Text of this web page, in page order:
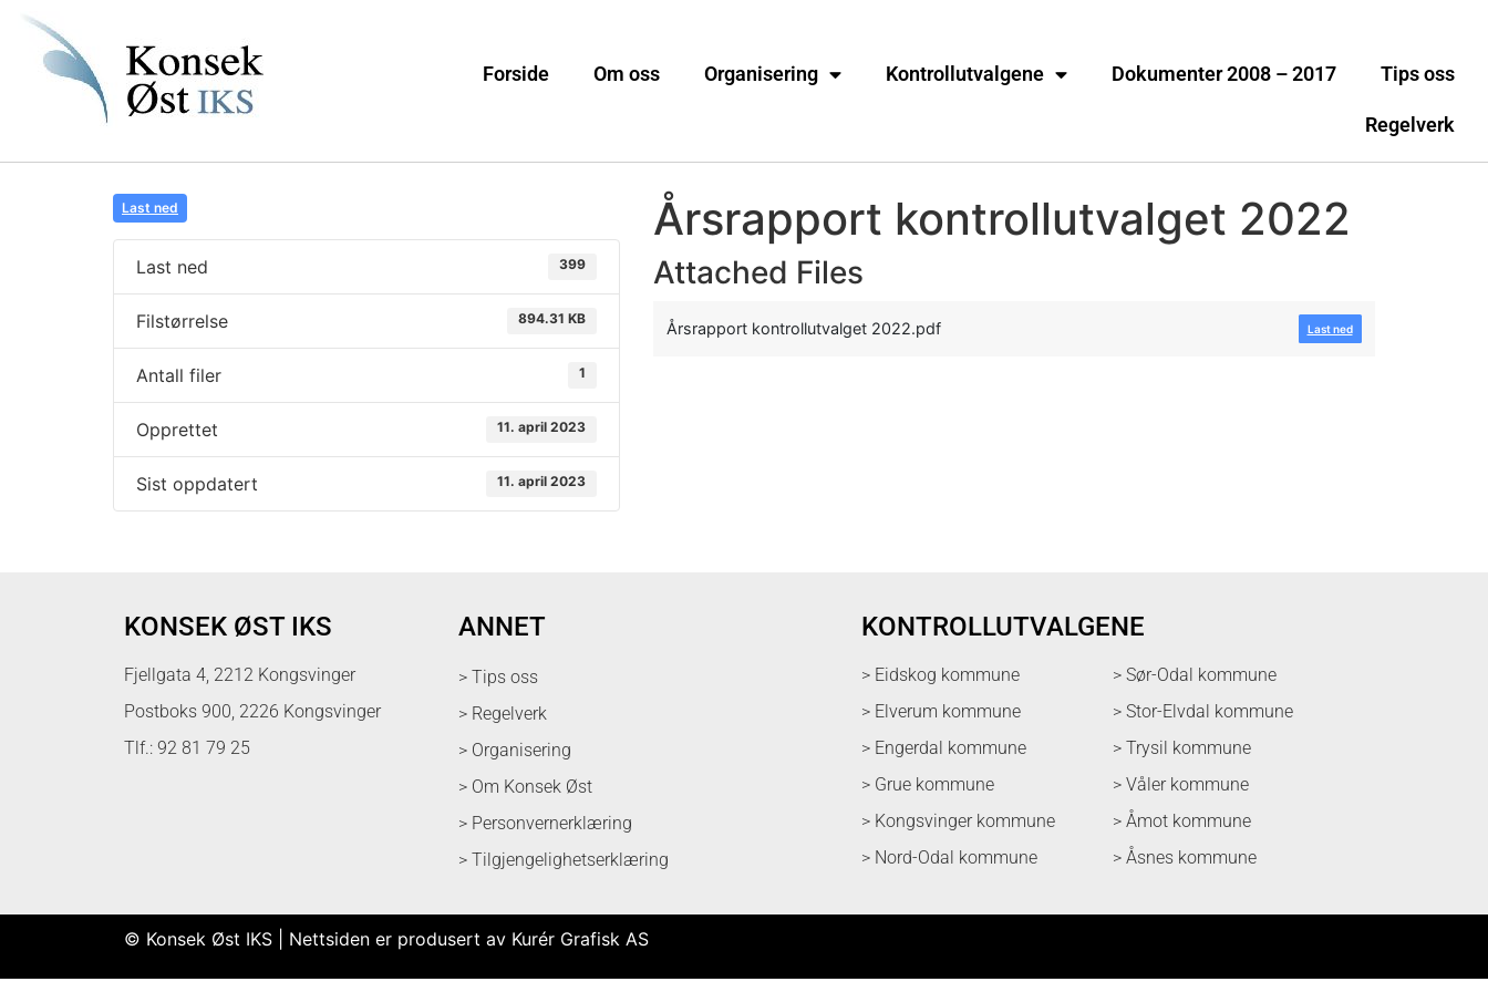
Forside Om oss Organisering Kontrollutvalgene Dokumenter 2008 – 2017 Tips oss
Regelverk
Last ned
Last ned 399
Filstørrelse 894.31 KB
Antall filer 1
Opprettet 11. april 2023
Sist oppdatert 11. april 2023
Årsrapport kontrollutvalget 2022
Attached Files
Årsrapport kontrollutvalget 2022.pdf Last ned
KONSEK ØST IKS
Fjellgata 4, 2212 Kongsvinger
Postboks 900, 2226 Kongsvinger
Tlf.: 92 81 79 25
ANNET
> Tips oss
> Regelverk
> Organisering
> Om Konsek Øst
> Personvernerklæring
> Tilgjengelighetserklæring
KONTROLLUTVALGENE
> Eidskog kommune
> Elverum kommune
> Engerdal kommune
> Grue kommune
> Kongsvinger kommune
> Nord-Odal kommune
> Sør-Odal kommune
> Stor-Elvdal kommune
> Trysil kommune
> Våler kommune
> Åmot kommune
> Åsnes kommune
© Konsek Øst IKS | Nettsiden er produsert av Kurér Grafisk AS